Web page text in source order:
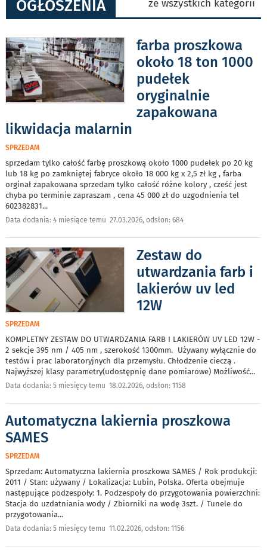
OGŁOSZENIA ze wszystkich kategorii
farba proszkowa
około 18 ton 1000
pudełek
oryginalnie
zapakowana
likwidacja malarnin
SPRZEDAM
sprzedam tylko całość farbę proszkową około 1000 pudełek po 20 kg
lub 18 kg po zamkniętej fabryce około 18 000 kg x 2,5 zł kg , farba
orginał zapakowana sprzedam tylko całość różne kolory , cześć jest
chyba po terminie zapraszam , cena 45 000 zł do uzgodnienia tel
602382831...
Data dodania: 4 miesiące temu 27.03.2026, odsłon: 684
Zestaw do
utwardzania farb i
lakierów uv led
12W
SPRZEDAM
KOMPLETNY ZESTAW DO UTWARDZANIA FARB I LAKIERÓW UV LED 12W -
2 sekcje 395 nm / 405 nm , szerokość 1300mm. Używany wyłącznie do
testów i prac laboratoryjnych dla przemysłu. Chłodzenie cieczą .
Najwyższej klasy parametry(udostępnię dane pomiarowe) Możliwość...
Data dodania: 5 miesięcy temu 18.02.2026, odsłon: 1158
Automatyczna lakiernia proszkowa
SAMES
SPRZEDAM
Sprzedam: Automatyczna lakiernia proszkowa SAMES / Rok produkcji:
2011 / Stan: używany / Lokalizacja: Lubin, Polska. Oferta obejmuje
następujące podzespoły: 1. Podzespoły do przygotowania powierzchni:
Stacja do uzdatniania wody / Zbiorniki na wodę 3szt. / Tunele do
przygotowania...
Data dodania: 5 miesięcy temu 11.02.2026, odsłon: 1156